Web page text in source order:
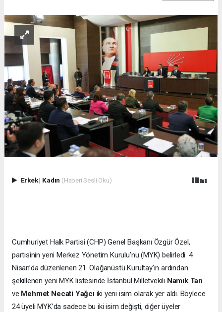
Erkek| Kadın (Haberi Sesli Oku)
Cumhuriyet Halk Partisi (CHP) Genel Başkanı Özgür Özel,
partisinin yeni Merkez Yönetim Kurulu’nu (MYK) belirledi. 4
Nisan’da düzenlenen 21. Olağanüstü Kurultay’ın ardından
şekillenen yeni MYK listesinde İstanbul Milletvekili Namık Tan
ve Mehmet Necati Yağcıiki yeni isim olarak yer aldı. Böylece
24 üyeli MYK’da sadece bu iki isim değişti, diğer üyeler